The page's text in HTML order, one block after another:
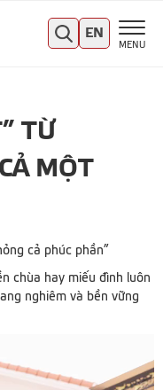
MENU
EN
TỪ
MỘT
cả phúc phần”
chùa hay miếu đình luôn
nghiêm và bền vững